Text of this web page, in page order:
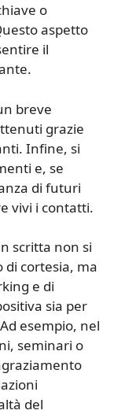
o
aspetto
il
breve
grazie
Infine, si
e, se
di futuri
vivi i contatti.
scritta non si
di cortesia, ma
e di
sia per
esempio, nel
seminari o
del